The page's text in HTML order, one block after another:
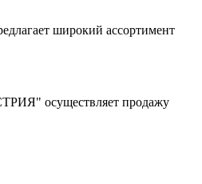
широкий ассортимент
осуществляет продажу